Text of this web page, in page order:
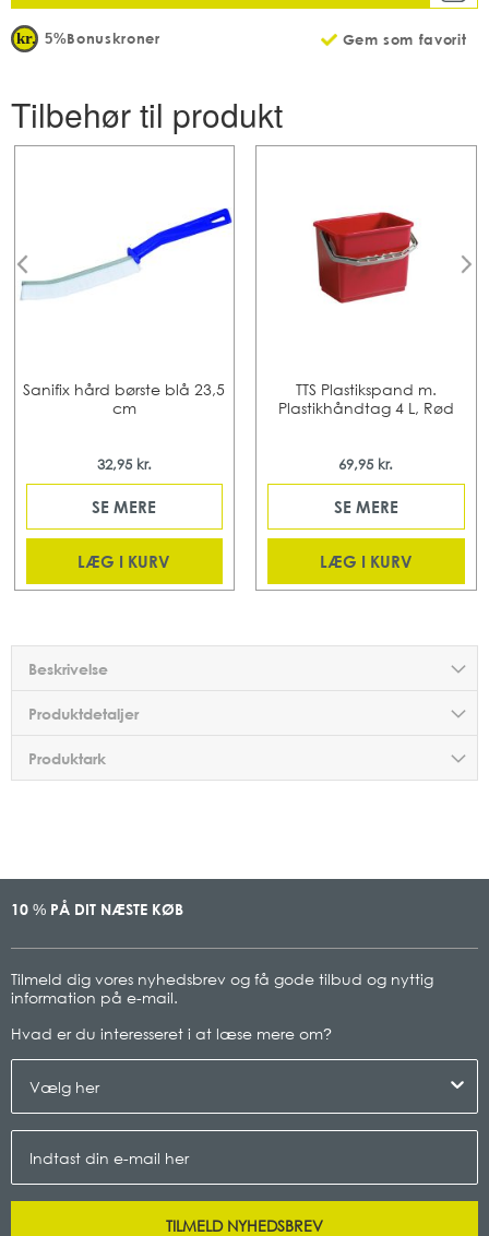
Gem som favorit
5%Bonuskroner
Tilbehør til produkt
Sanifix hård børste blå 23,5
cm
32,95 kr.
SE MERE
LÆG I KURV
TTS Plastikspand m.
Plastikhåndtag 4 L, Rød
69,95 kr.
SE MERE
LÆG I KURV
Beskrivelse
Produktdetaljer
Produktark
10 % PÅ DIT NÆSTE KØB
Tilmeld dig vores nyhedsbrev og få gode tilbud og nyttig
information på e-mail.
Hvad er du interesseret i at læse mere om?
TILMELD NYHEDSBREV